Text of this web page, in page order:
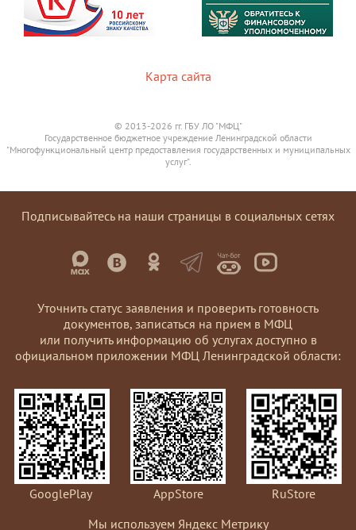
Карта сайта
© 2013-2026 гг. ГБУ ЛО "МФЦ"
Государственное бюджетное учреждение Ленинградской области
"Многофункциональный центр предоставления государственных и муниципальных
услуг".
Подписывайтесь на наши страницы в социальных сетях
Уточнить статус заявления и проверить готовность
документов, записаться на прием в МФЦ
или получить информацию об услугах доступно в
официальном приложении МФЦ Ленинградской области:
GooglePlay AppStore
RuStore
Мы используем Яндекс Метрику